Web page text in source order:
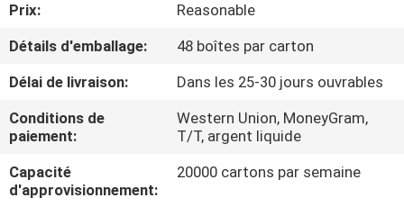
CONTRÔLE
DE
QUALITÉ
CONTACTEZ-
NOUS
Prix:
Reasonable
Détails d'emballage:
48 boîtes par carton
Délai de livraison:
Dans les 25-30 jours ouvrables
Conditions de
paiement:
Western Union, MoneyGram,
T/T, argent liquide
Capacité
d'approvisionnement:
20000 cartons par semaine